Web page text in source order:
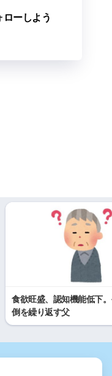
ローしよう
食欲旺盛、認知機能低下
倒を繰り返す父